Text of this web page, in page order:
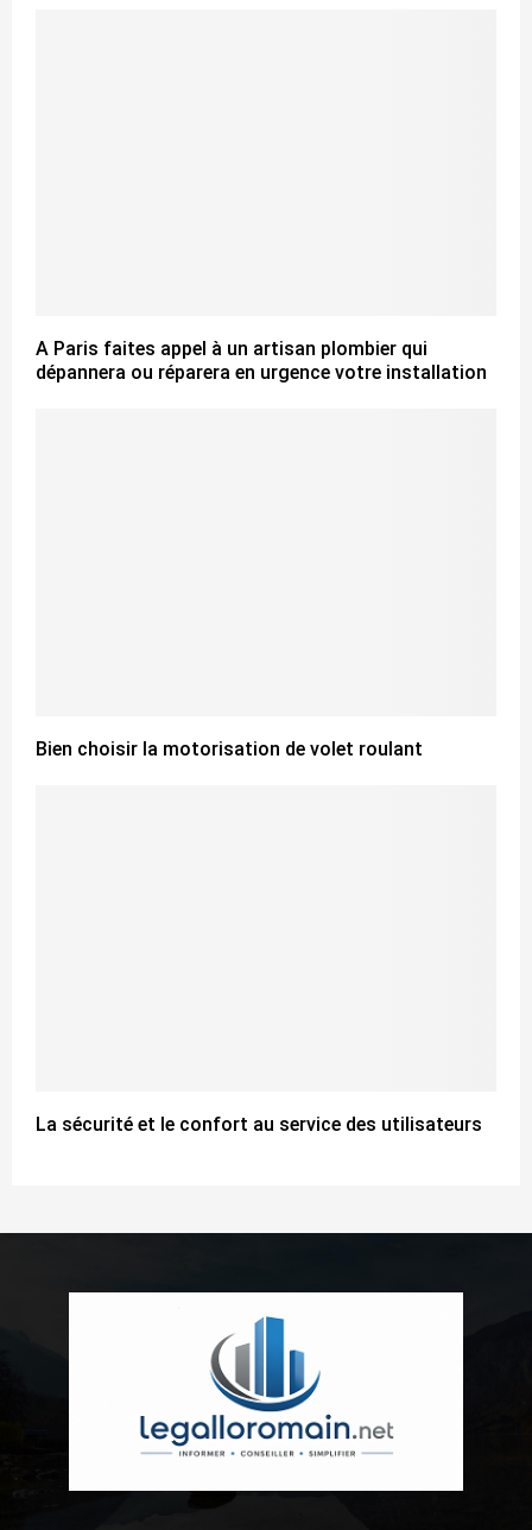
A Paris faites appel à un artisan plombier qui
dépannera ou réparera en urgence votre installation
Bien choisir la motorisation de volet roulant
La sécurité et le confort au service des utilisateurs